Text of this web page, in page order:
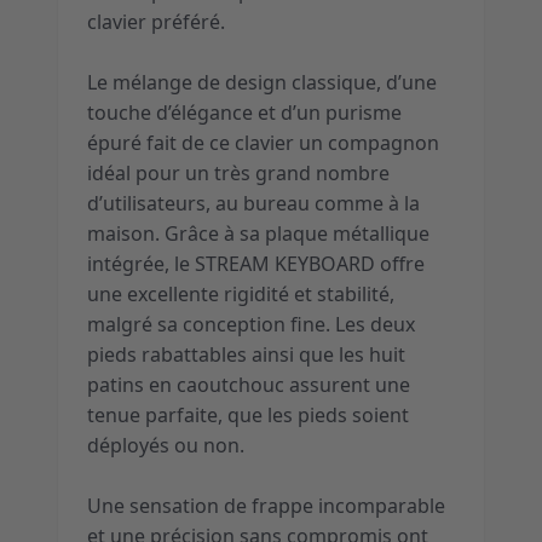
clavier préféré.
Le mélange de design classique, d’une
touche d’élégance et d’un purisme
épuré fait de ce clavier un compagnon
idéal pour un très grand nombre
d’utilisateurs, au bureau comme à la
maison. Grâce à sa plaque métallique
intégrée, le STREAM KEYBOARD offre
une excellente rigidité et stabilité,
malgré sa conception fine. Les deux
pieds rabattables ainsi que les huit
patins en caoutchouc assurent une
tenue parfaite, que les pieds soient
déployés ou non.
Une sensation de frappe incomparable
et une précision sans compromis ont